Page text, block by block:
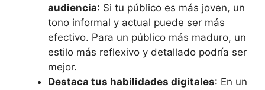
audiencia: Si tu público es más joven, un
tono informal y actual puede ser más
efectivo. Para un público más maduro, un
estilo más reflexivo y detallado podría ser
mejor.
Destaca tus habilidades digitales: En un